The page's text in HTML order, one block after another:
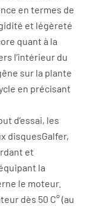
en termes de
et légèreté
quant à la
l’intérieur du
sur la plante
en précisant
d’essai, les
disquesGalfer,
et
la
le moteur.
dès 50 C° (au